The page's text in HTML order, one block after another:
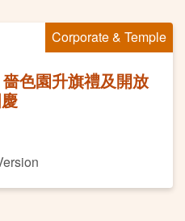
Corporate & Temple
色園升旗禮及開放